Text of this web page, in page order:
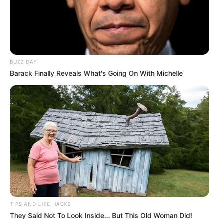
Denuncias Antioquia
Emergencia en Sabaneta
Por:Diego Alejandro Escobar Calle
Mayo 9, 2025
BUZZ DAY
Barack Finally Reveals What's Going On With Michelle
TIPS AND LIFE HACKS
They Said Not To Look Inside... But This Old Woman Did!